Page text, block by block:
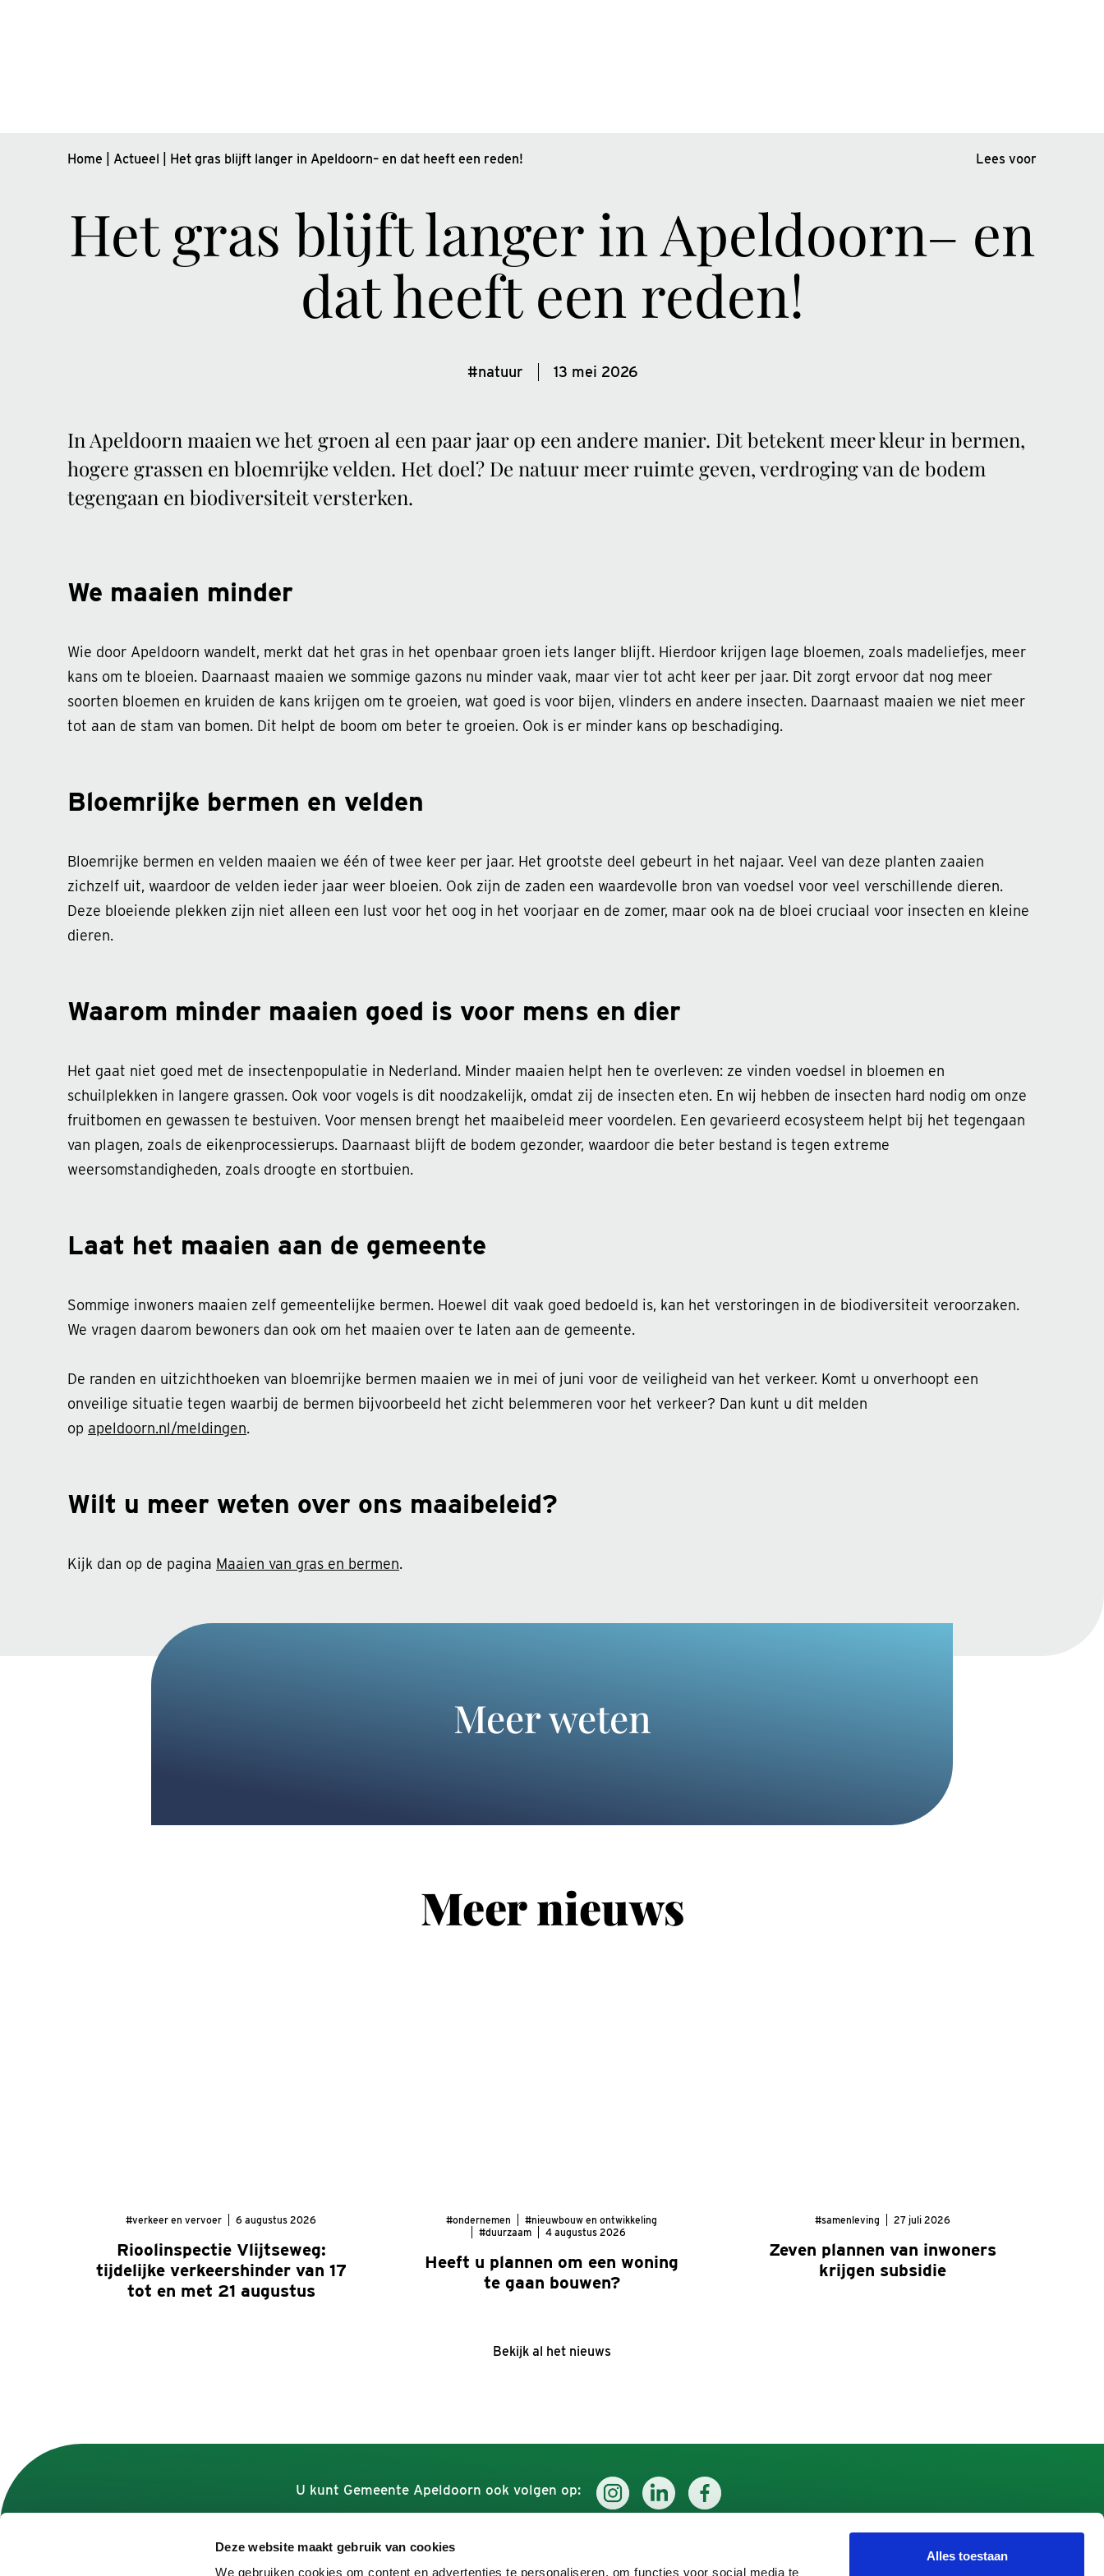
Deze website maakt gebruik van cookies
We gebruiken cookies om content en advertenties te personaliseren, om functies voor social media te
Alles toestaan
Home Actueel Het gras blijft langer in Apeldoorn– en dat heeft een reden! Lees voor
Het gras blijft langer in Apeldoorn– en
dat heeft een reden!
#natuur 13 mei 2026
In Apeldoorn maaien we het groen al een paar jaar op een andere manier. Dit betekent meer kleur in bermen,
hogere grassen en bloemrijke velden. Het doel? De natuur meer ruimte geven, verdroging van de bodem
tegengaan en biodiversiteit versterken.
We maaien minder
Wie door Apeldoorn wandelt, merkt dat het gras in het openbaar groen iets langer blijft. Hierdoor krijgen lage bloemen, zoals madeliefjes, meer
kans om te bloeien. Daarnaast maaien we sommige gazons nu minder vaak, maar vier tot acht keer per jaar. Dit zorgt ervoor dat nog meer
soorten bloemen en kruiden de kans krijgen om te groeien, wat goed is voor bijen, vlinders en andere insecten. Daarnaast maaien we niet meer
tot aan de stam van bomen. Dit helpt de boom om beter te groeien. Ook is er minder kans op beschadiging.
Bloemrijke bermen en velden
Bloemrijke bermen en velden maaien we één of twee keer per jaar. Het grootste deel gebeurt in het najaar. Veel van deze planten zaaien
zichzelf uit, waardoor de velden ieder jaar weer bloeien. Ook zijn de zaden een waardevolle bron van voedsel voor veel verschillende dieren.
Deze bloeiende plekken zijn niet alleen een lust voor het oog in het voorjaar en de zomer, maar ook na de bloei cruciaal voor insecten en kleine
dieren.
Waarom minder maaien goed is voor mens en dier
Het gaat niet goed met de insectenpopulatie in Nederland. Minder maaien helpt hen te overleven: ze vinden voedsel in bloemen en
schuilplekken in langere grassen. Ook voor vogels is dit noodzakelijk, omdat zij de insecten eten. En wij hebben de insecten hard nodig om onze
fruitbomen en gewassen te bestuiven. Voor mensen brengt het maaibeleid meer voordelen. Een gevarieerd ecosysteem helpt bij het tegengaan
van plagen, zoals de eikenprocessierups. Daarnaast blijft de bodem gezonder, waardoor die beter bestand is tegen extreme
weersomstandigheden, zoals droogte en stortbuien.
Laat het maaien aan de gemeente
Sommige inwoners maaien zelf gemeentelijke bermen. Hoewel dit vaak goed bedoeld is, kan het verstoringen in de biodiversiteit veroorzaken.
We vragen daarom bewoners dan ook om het maaien over te laten aan de gemeente.
De randen en uitzichthoeken van bloemrijke bermen maaien we in mei of juni voor de veiligheid van het verkeer. Komt u onverhoopt een
onveilige situatie tegen waarbij de bermen bijvoorbeeld het zicht belemmeren voor het verkeer? Dan kunt u dit melden
op apeldoorn.nl/meldingen.
Wilt u meer weten over ons maaibeleid?
Kijk dan op de pagina Maaien van gras en bermen.
Meer weten
Meer nieuws
Rioolinspectie Vlijtseweg:
tijdelijke verkeershinder van 17
tot en met 21 augustus
#verkeer en vervoer 6 augustus 2026
Heeft u plannen om een woning
te gaan bouwen?
#ondernemen
#nieuwbouw en ontwikkeling
#duurzaam
4 augustus 2026
Zeven plannen van inwoners
krijgen subsidie
#samenleving 27 juli 2026
Bekijk al het nieuws
U kunt Gemeente Apeldoorn ook volgen op:
Werken voor Apeldoorn Ontdek Apeldoorn